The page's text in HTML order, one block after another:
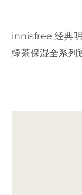
innisfree 经典
绿茶保湿全系列